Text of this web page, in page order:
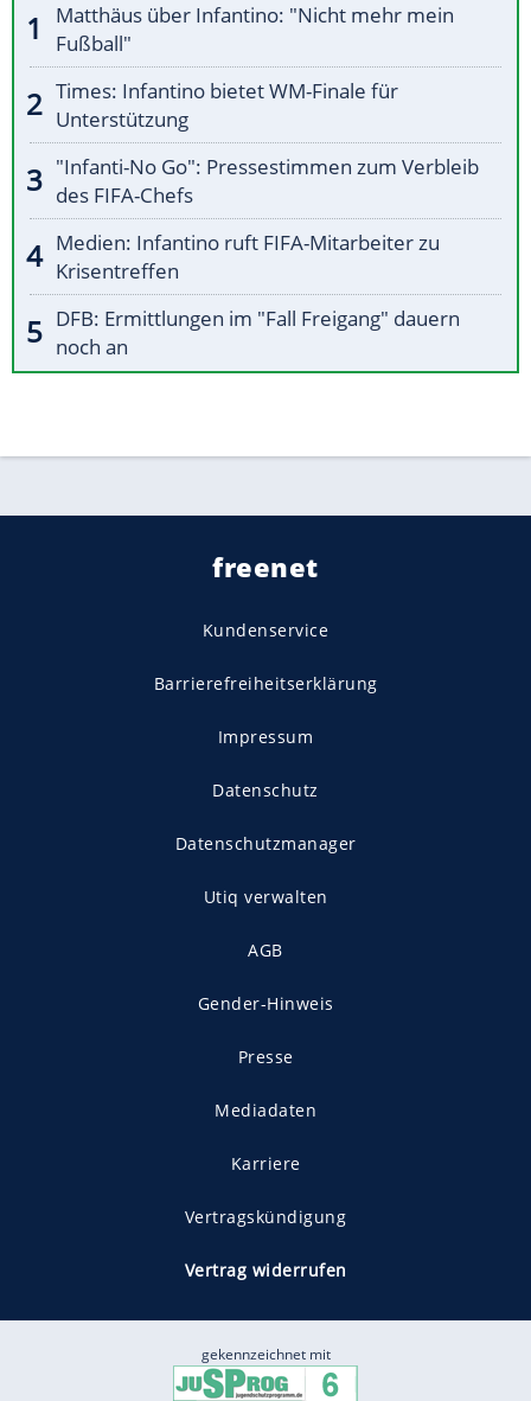
Matthäus über Infantino: "Nicht mehr mein
Fußball"
Times: Infantino bietet WM-Finale für
Unterstützung
"Infanti-No Go": Pressestimmen zum Verbleib
des FIFA-Chefs
Medien: Infantino ruft FIFA-Mitarbeiter zu
Krisentreffen
DFB: Ermittlungen im "Fall Freigang" dauern
noch an
freenet
Kundenservice
Barrierefreiheitserklärung
Impressum
Datenschutz
Datenschutzmanager
Utiq verwalten
AGB
Gender-Hinweis
Presse
Mediadaten
Karriere
Vertragskündigung
Vertrag widerrufen
gekennzeichnet mit